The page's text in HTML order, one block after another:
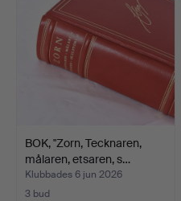
BOK, "Zorn, Tecknaren,
målaren, etsaren, s…
Klubbades 6 jun 2026
3 bud